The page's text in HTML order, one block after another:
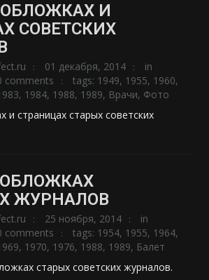
И
СОВЕТСКИХ
01 декабря, 2014
in
comments tags: 1949, 1955, 1960,
, 1984, 1988, 1989, Врачи, Фото
и страницах старых советских
ЖУРНАЛОВ
25 ноября, 2014
in
comments tags: 1954, 1955, 1964,
, 1970, 1976, 1988, 1989, Балет
старых советских журналов.